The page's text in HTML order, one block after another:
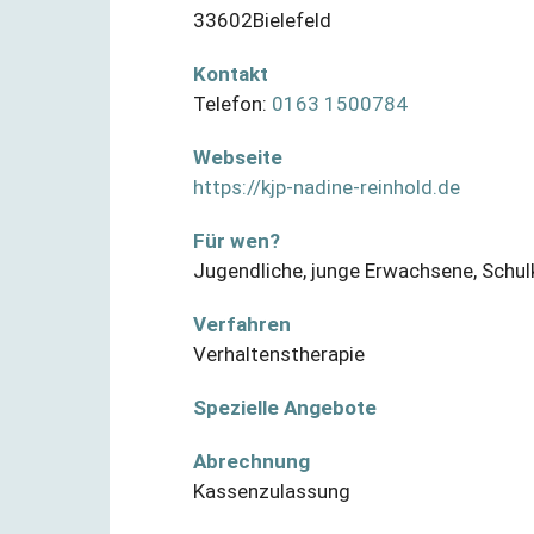
33602Bielefeld
Kontakt
Telefon: 0163 1500784
Webseite
https://kjp-nadine-reinhold.de
Für wen?
Jugendliche, junge Erwachsene,
Verfahren
Verhaltenstherapie
Spezielle Angebote
Abrechnung
Kassenzulassung